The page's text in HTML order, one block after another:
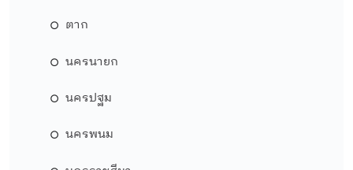
ตาก
นครนายก
นครปฐม
นครพนม